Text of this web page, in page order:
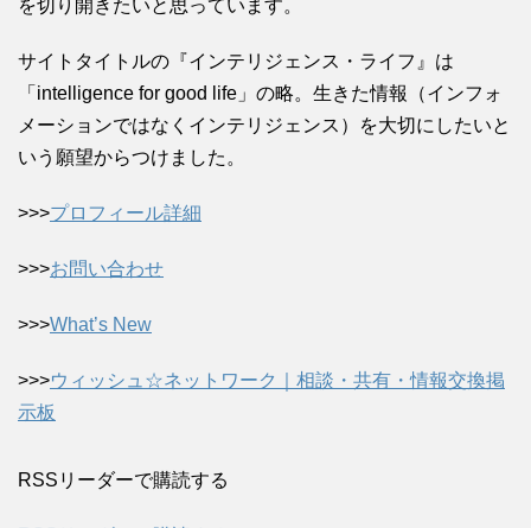
を切り開きたいと思っています。
サイトタイトルの『インテリジェンス・ライフ』は
「intelligence for good life」の略。生きた情報（インフォ
メーションではなくインテリジェンス）を大切にしたいと
いう願望からつけました。
>>>プロフィール詳細
>>>お問い合わせ
>>>What’s New
>>>ウィッシュ☆ネットワーク｜相談・共有・情報交換掲
示板
RSSリーダーで購読する